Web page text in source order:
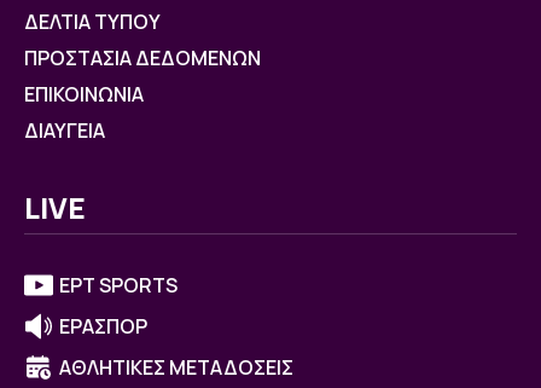
ΔΕΛΤΙΑ ΤΥΠΟΥ
ΠΡΟΣΤΑΣΙΑ ΔΕΔΟΜΕΝΩΝ
ΕΠΙΚΟΙΝΩΝΙΑ
ΔΙΑΥΓΕΙΑ
LIVE
ΕΡΤ SPORTS
ΕΡΑΣΠΟΡ
ΑΘΛΗΤΙΚΕΣ ΜΕΤΑΔΟΣΕΙΣ